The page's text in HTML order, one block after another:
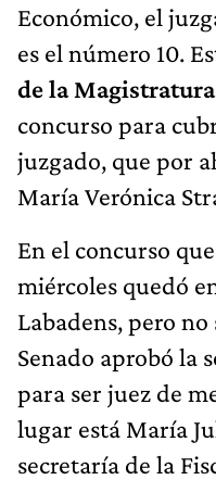
Económico, el
es el número 10.
de la Magistratura
concurso para
juzgado, que por
María Verónica
En el concurso
miércoles quedó
Labadens, pero
Senado aprobó la
para ser juez de
lugar está María
secretaría de la